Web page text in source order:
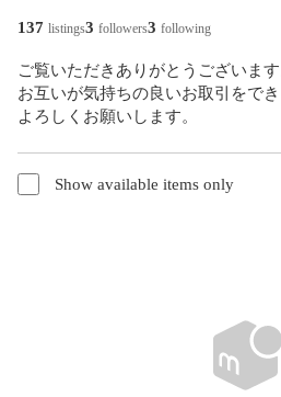
137 listings3 followers3 following
ご覧いただきありがとうございます
お互いが気持ちの良いお取引をで
よろしくお願いします。
Show available items only